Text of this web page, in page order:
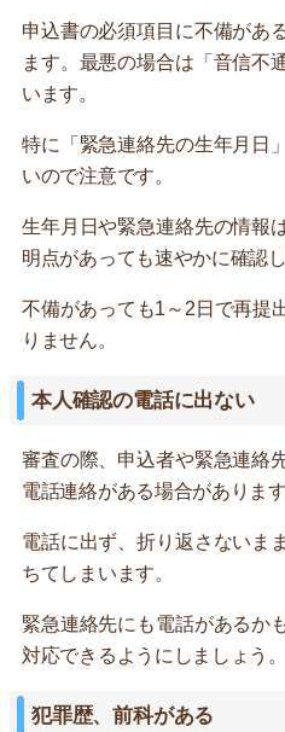
申込書の必須項目に不備があ
ます。最悪の場合は「音信不
います。
特に「緊急連絡先の生年月日
いので注意です。
生年月日や緊急連絡先の情報
明点があっても速やかに確認
不備があっても1～2日で再提
りません。
本人確認の電話に出ない
審査の際、申込者や緊急連絡
電話連絡がある場合があります
電話に出ず、折り返さないま
ちてしまいます。
緊急連絡先にも電話があるか
対応できるようにしましょう。
犯罪歴、前科がある